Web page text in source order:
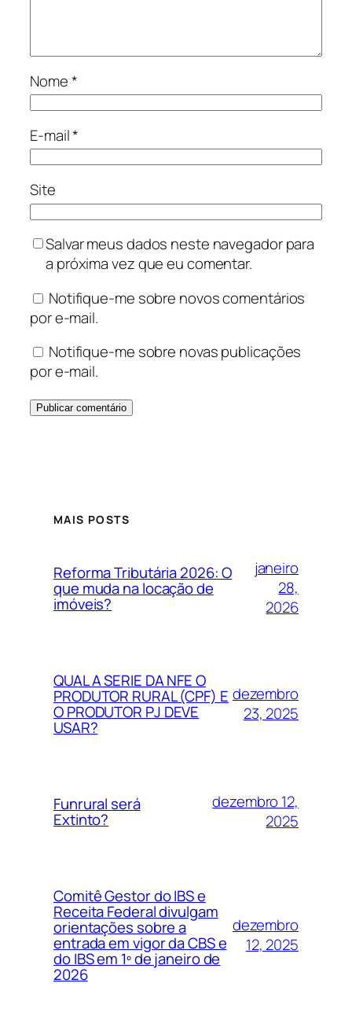
Nome*
E-mail*
Site
Salvar meus dados neste navegador para
a próxima vez que eu comentar.
Notifique-me sobre novos comentários
por e-mail.
Notifique-me sobre novas publicações
por e-mail.
MAIS POSTS
Reforma Tributária 2026: O
que muda na locação de
imóveis?
janeiro
28,
2026
QUAL A SERIE DA NFE O
PRODUTOR RURAL (CPF) E
O PRODUTOR PJ DEVE
USAR?
dezembro
23, 2025
Funrural será
Extinto?
dezembro 12,
2025
Comitê Gestor do IBS e
Receita Federal divulgam
orientações sobre a
entrada em vigor da CBS e
do IBS em 1º de janeiro de
2026
dezembro
12, 2025